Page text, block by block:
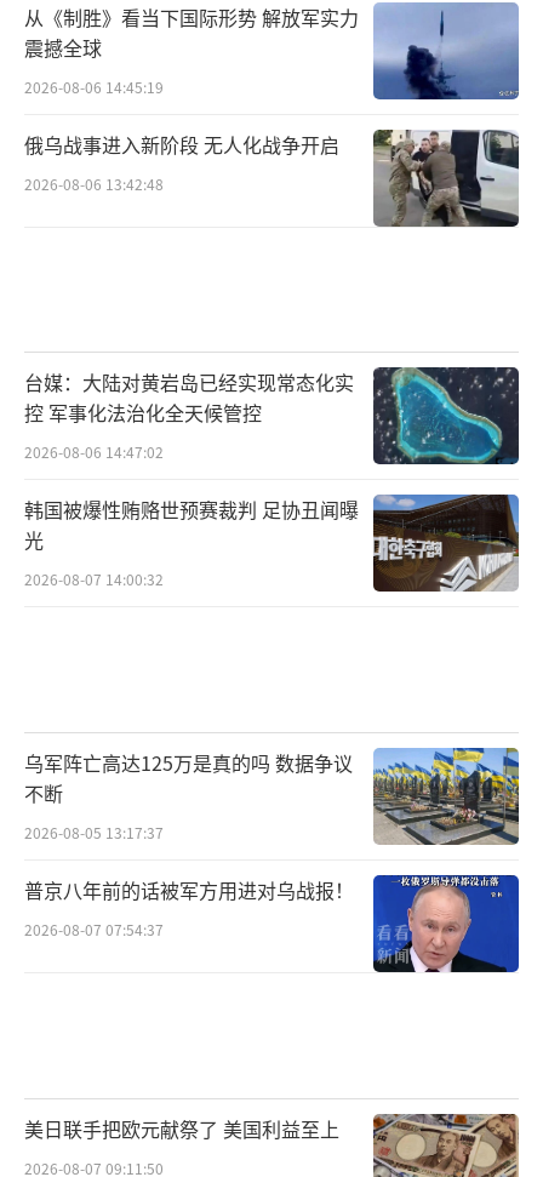
从《制胜》看当下国际形势 解放军实力
震撼全球
2026-08-06 14:45:19
俄乌战事进入新阶段 无人化战争开启
2026-08-06 13:42:48
台媒：大陆对黄岩岛已经实现常态化实
控 军事化法治化全天候管控
2026-08-06 14:47:02
韩国被爆性贿赂世预赛裁判 足协丑闻曝
光
2026-08-07 14:00:32
乌军阵亡高达125万是真的吗 数据争议
不断
2026-08-05 13:17:37
普京八年前的话被军方用进对乌战报！
2026-08-07 07:54:37
美日联手把欧元献祭了 美国利益至上
2026-08-07 09:11:50